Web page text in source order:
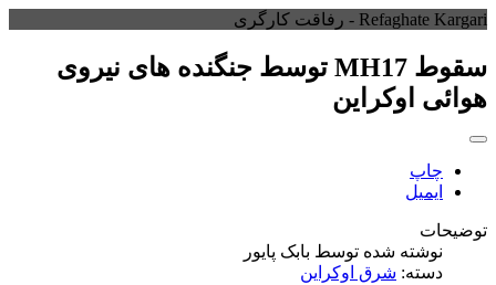
Refaghate Kargari - رفاقت کارگری
سقوط MH17 توسط جنگنده های نیروی
هوائی اوکراین
چاپ
ایمیل
توضیحات
نوشته شده توسط بابک پایور
دسته: شرق اوکراین